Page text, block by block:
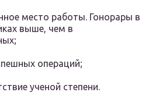
место работы. Гонорары в
выше, чем в
операций;
ученой степени.